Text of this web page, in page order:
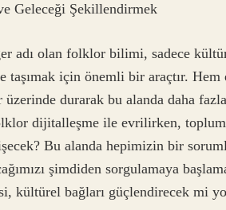
Geleceği Şekillendirmek
adı olan folklor bilimi, sadece
taşımak için önemli bir araçtır.
üzerinde durarak bu alanda daha
dijitalleşme ile evrilirken,
Bu alanda hepimizin bir
şimdiden sorgulamaya
bağları güçlendirecek mi